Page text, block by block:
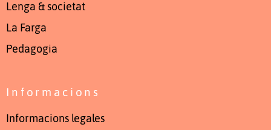
Lenga & societat
La Farga
Pedagogia
Informacions
Informacions legales